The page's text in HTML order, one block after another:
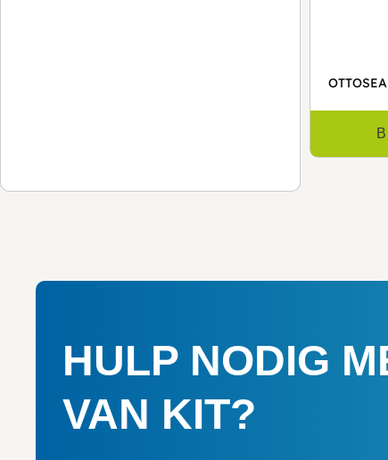
HULP NODIG
VAN KIT?